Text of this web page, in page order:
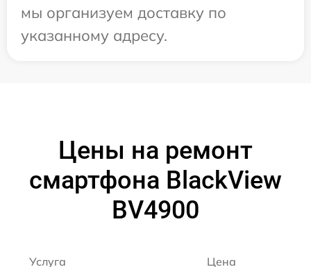
мы организуем доставку по
указанному адресу.
Цены на ремонт
смартфона BlackView
BV4900
Услуга Цена